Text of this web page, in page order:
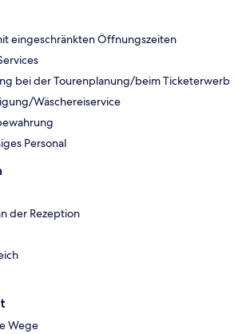
eingeschränkten Öffnungszeiten
bei der Tourenplanung/beim Ticketerwerb
Wäschereiservice
Personal
der Rezeption
Wege